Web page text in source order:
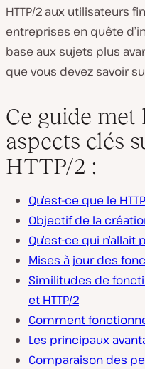
HTTP/2 aux utilisateurs
entreprises en quête
base aux sujets plus
que vous devez savoir
Ce guide met
aspects clés
HTTP/2 :
Qu’est-ce que le
Objectif de la
Qu’est-ce qui n’allait
Mises à jour des
Similitudes de
et HTTP/2
Comment fonctionne
Les principaux
Comparaison des